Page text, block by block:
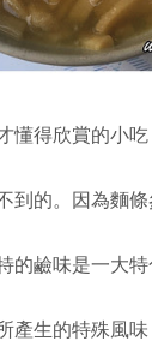
懂得欣賞的小
到的。因為麵
的鹼味是一大
產生的特殊風